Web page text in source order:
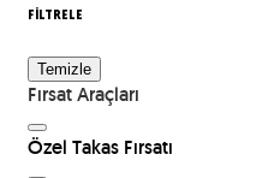
FİLTRELE
Temizle
Fırsat Araçları
Özel Takas Fırsatı